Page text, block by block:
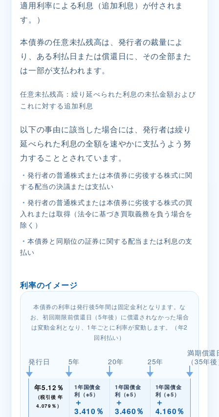
適用利率による利息（追加利息）が付されま
す。）
本債券の任意未払残高は、発行者の裁量によ
り、ある利払日または償還日に、その全部また
は一部が支払われます。
任意未払残高：繰り延べられた利息の未払金額および
これに対する追加利息
以下の事由に該当した場合には、発行者は繰り
延べられた利息の全額を速やかに支払うよう努
力することとされています。
・発行者の普通株式または本債券に劣後する株式に関
する配当の決議または支払い
・発行者の普通株式または本債券に劣後する株式の買
入れまたは取得（法令に基づき買取義務を負う場合を
除く）
・本債券と同順位の証券に関する配当または利息の支
払い
利率のイメージ
本債券の利率は発行後5年間は固定金利となります。な
お、初回期限前償還日（5年後）に償還されなかった場合
は変動金利となり、1年ごとに利率が変動します。（年2
回利払い）
発行日 5年 20年 25年
満期償還
（35年
年5.12％
（税引後 年
4.079％）
1年国債金
利（※5）
＋
3.410％
1年国債金
利（※5）
＋
3.460％
1年国債金
利（※5）
＋
4.160％